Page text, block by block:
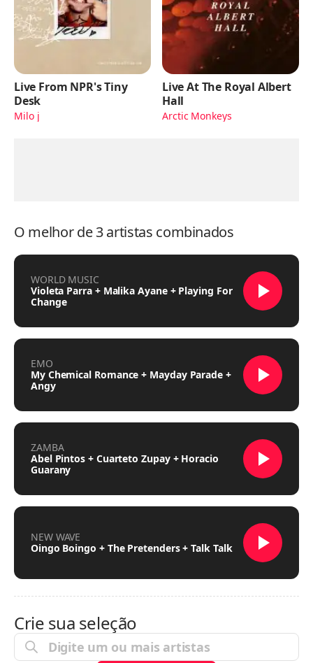
Live From NPR's Tiny
Desk
Milo j
Live At The Royal Albert
Hall
Arctic Monkeys
O melhor de 3 artistas combinados
WORLD MUSIC
Violeta Parra + Malika Ayane + Playing For
Change
EMO
My Chemical Romance + Mayday Parade +
Angy
ZAMBA
Abel Pintos + Cuarteto Zupay + Horacio
Guarany
NEW WAVE
Oingo Boingo + The Pretenders + Talk Talk
Crie sua seleção